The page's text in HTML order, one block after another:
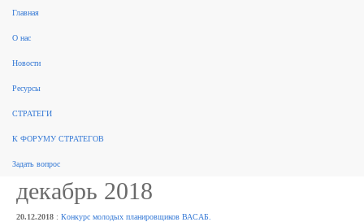
Главная
О нас
Новости
Ресурсы
СТРАТЕГИ
К ФОРУМУ СТРАТЕГОВ
Задать вопрос
Рынок консалтинга
Законодательство
Архив новостей / Форум
стратегов
декабрь 2018
20.12.2018 : Конкурс молодых планировщиков ВАСАБ.